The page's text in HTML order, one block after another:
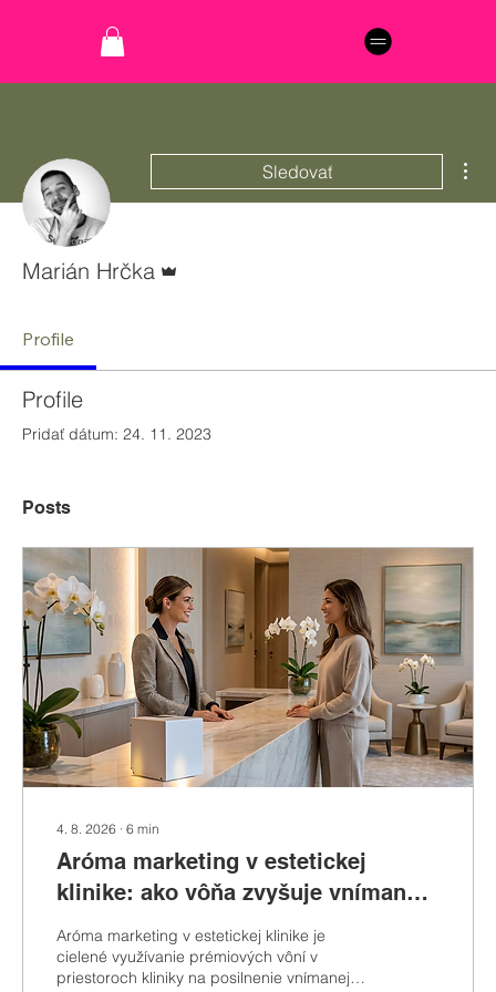
Sledovať
Marián Hrčka
Profile
Profile
Pridať dátum: 24. 11. 2023
Posts
4. 8. 2026 ∙ 6 min
Aróma marketing v estetickej
klinike: ako vôňa zvyšuje vnímanú
klientiek
Aróma marketing v estetickej klinike je
cielené využívanie prémiových vôní v
priestoroch kliniky na posilnenie vnímanej